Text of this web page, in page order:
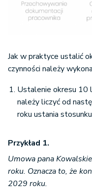
Jak w praktyce ustalić
czynności należy
Ustalenie okresu 10
należy liczyć od
roku ustania
Przykład 1.
Umowa pana
roku. Oznacza to, że
2029 roku.